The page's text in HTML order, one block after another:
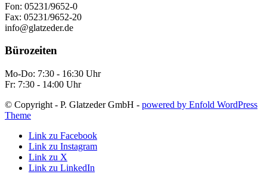
Fon: 05231/9652-0
Fax: 05231/9652-20
info@glatzeder.de
Bürozeiten
Mo-Do: 7:30 - 16:30 Uhr
Fr: 7:30 - 14:00 Uhr
© Copyright - P. Glatzeder GmbH - powered by Enfold WordPress
Theme
Link zu Facebook
Link zu Instagram
Link zu X
Link zu LinkedIn